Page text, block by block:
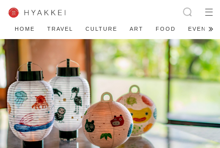
HOME TRAVEL CULTURE ART FOOD EVENT